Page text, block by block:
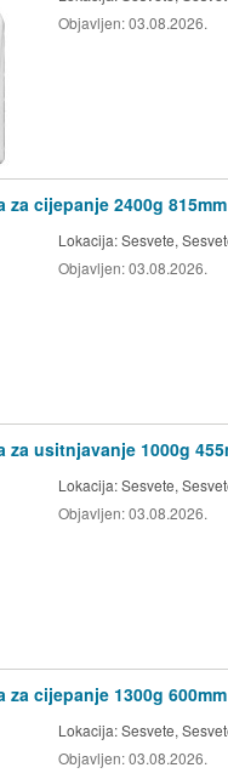
Objavljen:03.08.2026.
za cijepanje 2400g
Lokacija:Sesvete,
Objavljen:03.08.2026.
za usitnjavanje 1000g
Lokacija:Sesvete,
Objavljen:03.08.2026.
za cijepanje 1300g
Lokacija:Sesvete,
Objavljen:03.08.2026.